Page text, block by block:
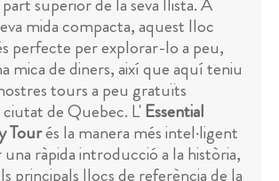
mida compacta, aquest lloc
perfecte per explorar-lo a peu,
mica de diners, així que aquí teniu
tours a peu gratuïts
de Quebec. L'Essential
Tourés la manera més intel·ligent
ràpida introducció a la història,
principals llocs de referència de la